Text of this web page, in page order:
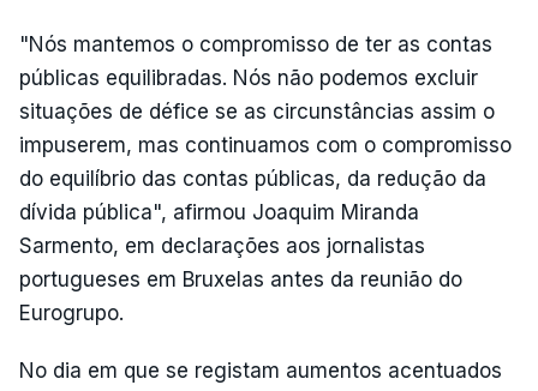
"Nós mantemos o compromisso de ter as contas
públicas equilibradas. Nós não podemos excluir
situações de défice se as circunstâncias assim o
impuserem, mas continuamos com o compromisso
do equilíbrio das contas públicas, da redução da
dívida pública", afirmou Joaquim Miranda
Sarmento, em declarações aos jornalistas
portugueses em Bruxelas antes da reunião do
Eurogrupo.
No dia em que se registam aumentos acentuados